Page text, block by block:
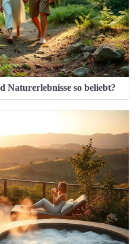
Naturerlebnisse so beliebt?